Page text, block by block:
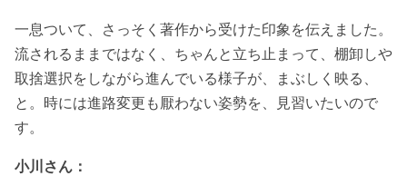
一息ついて、さっそく著作から受けた印象を伝えました。
流されるままではなく、ちゃんと立ち止まって、棚卸しや
取捨選択をしながら進んでいる様子が、まぶしく映る、
と。時には進路変更も厭わない姿勢を、見習いたいので
す。
小川さん：